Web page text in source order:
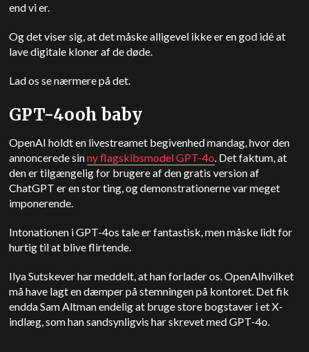
end vi er.
Og det viser sig, at det måske alligevel ikke er en god idé at
lave digitale kloner af de døde.
Lad os se nærmere på det.
GPT-4ooh baby
OpenAI holdt en livestreamet begivenhed mandag, hvor den
annoncerede sinny flagskibsmodel GPT-4o. Det faktum, at
den er tilgængelig for brugere af den gratis version af
ChatGPT er en stor ting, og demonstrationerne var meget
imponerende.
Intonationen i GPT-4os tale er fantastisk, men måske lidt for
hurtig til at blive flirtende.
Ilya Sutskever har meddelt, at han forlader os.OpenAIhvilket
må have lagt en dæmper på stemningen på kontoret. Det fik
endda SamAltmanendelig at bruge store bogstaver i et X-
indlæg, som han sandsynligvis har skrevet med GPT-4o.